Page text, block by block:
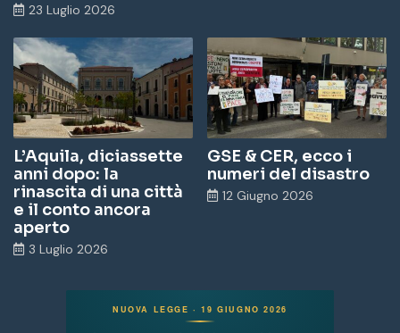
23 Luglio 2026
L’Aquila, diciassette
anni dopo: la
rinascita di una città
e il conto ancora
aperto
3 Luglio 2026
GSE & CER, ecco i
numeri del disastro
12 Giugno 2026